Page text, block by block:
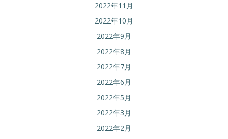
2022年11月
2022年10月
2022年9月
2022年8月
2022年7月
2022年6月
2022年5月
2022年3月
2022年2月